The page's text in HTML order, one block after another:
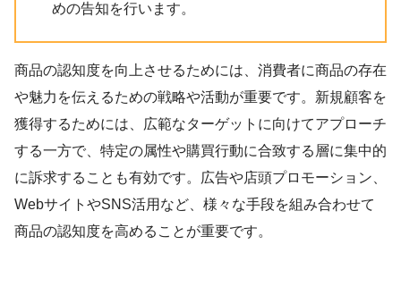
めの告知を行います。
商品の認知度を向上させるためには、消費者に商品の存在
や魅力を伝えるための戦略や活動が重要です。新規顧客を
獲得するためには、広範なターゲットに向けてアプローチ
する一方で、特定の属性や購買行動に合致する層に集中的
に訴求することも有効です。広告や店頭プロモーション、
WebサイトやSNS活用など、様々な手段を組み合わせて
商品の認知度を高めることが重要です。